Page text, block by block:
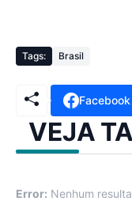
Tags: Brasil
Facebook
VEJA
Error: Nenhum